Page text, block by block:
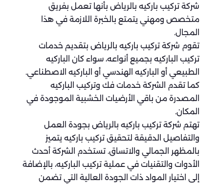
شركة تركيب باركيه بالرياض بأنها تعمل بفريق
متخصص ومهني يتمتع بالخبرة اللازمة في هذا
المجال.
تقوم شركة تركيب باركيه بالرياض بتقديم خدمات
تركيب الباركيه بجميع أنواعه، سواء كان الباركيه
الطبيعي أو الباركيه الهندسي أو الباركيه الاصطناعي.
كما تقدم الشركة خدمات فك وتركيب الباركيه
المصدرة من باقي الأرضيات الخشبية الموجودة في
المكان.
تهتم شركة تركيب باركيه بالرياض بجودة العمل
والتفاصيل الدقيقة لتحقيق تركيب باركيه يتميز
بالمظهر الجمالي والاتساق. تستخدم الشركة أحدث
الأدوات والتقنيات في عملية تركيب الباركيه، بالإضافة
إلى اختيار المواد ذات الجودة العالية التي تضمن